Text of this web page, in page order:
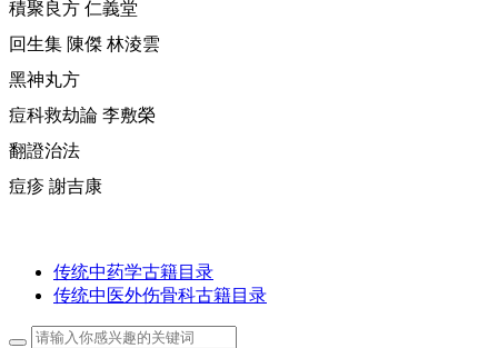
積聚良方 仁義堂
回生集 陳傑 林淩雲
黑神丸方
痘科救劫論 李敷榮
翻證治法
痘疹 謝吉康
传统中药学古籍目录
传统中医外伤骨科古籍目录